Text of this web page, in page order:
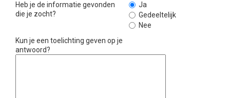
Heb je de informatie gevonden
die je zocht?
Ja
Gedeeltelijk
Nee
Kun je een toelichting geven op je
antwoord?